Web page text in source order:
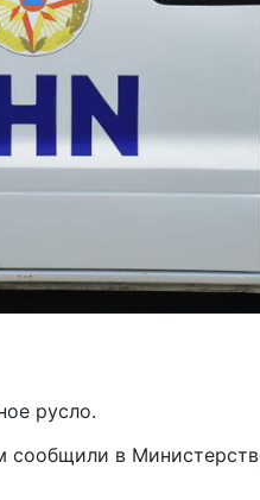
русло.
сообщили в